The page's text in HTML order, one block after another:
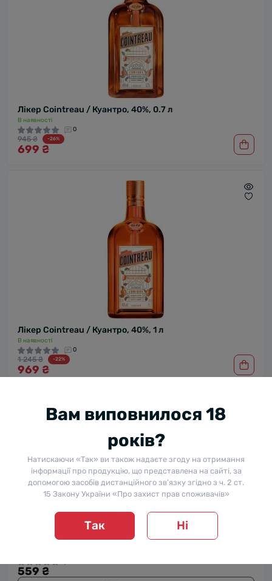
Лікер Cointreau / Куантро, 40%, 0.7 л
В наявності
0
945 ₴ -26%
699 ₴
Лікер Cointreau / Куантро, 40%, 1 л
В наявності
0
1 245 ₴ -22%
969 ₴
559 ₴
Вам виповнилося 18
років?
Натискаючи «Так» ви також надаєте згоду на отримання
інформації про продукцію, що представлена на сайті, за
допомогою засобів дистанційного зв’язку згідно з ч. 2 ст.
15 Закону України «Про захист прав споживачів»
Так Ні